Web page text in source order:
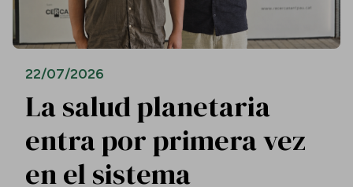
22/07/2026
La salud planetaria
entra por primera vez
en el sistema